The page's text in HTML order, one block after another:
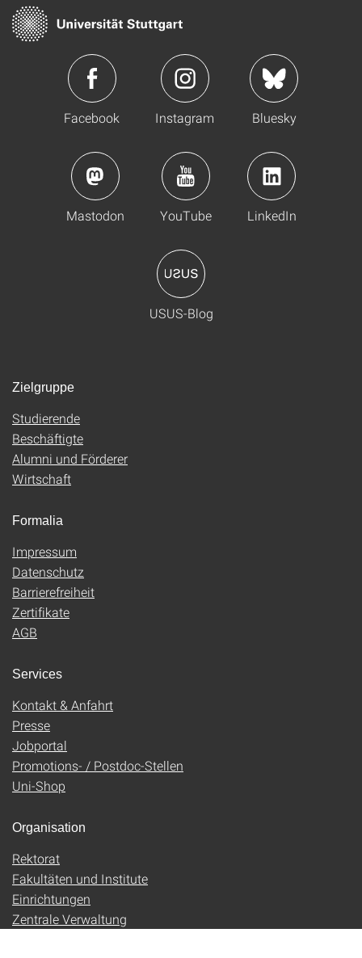
Facebook Instagram Bluesky
Mastodon YouTube LinkedIn
USUS-Blog
Zielgruppe
Studierende
Beschäftigte
Alumni und Förderer
Wirtschaft
Formalia
Impressum
Datenschutz
Barrierefreiheit
Zertifikate
AGB
Services
Kontakt & Anfahrt
Presse
Jobportal
Promotions- / Postdoc-Stellen
Uni-Shop
Organisation
Rektorat
Fakultäten und Institute
Einrichtungen
Zentrale Verwaltung